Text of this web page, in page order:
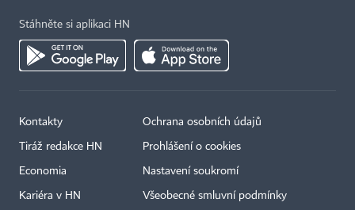
Stáhněte si aplikaci HN
Kontakty
Tiráž redakce HN
Economia
Kariéra v HN
Ochrana osobních údajů
Prohlášení o cookies
Nastavení soukromí
Všeobecné smluvní podmínky